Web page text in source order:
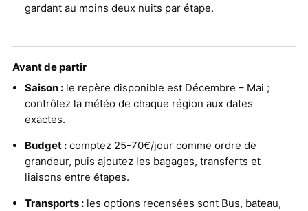
gardant au moins deux nuits par étape.
Avant de partir
Saison : le repère disponible est Décembre – Mai ;
contrôlez la météo de chaque région aux dates
exactes.
Budget : comptez 25-70€/jour comme ordre de
grandeur, puis ajoutez les bagages, transferts et
liaisons entre étapes.
Transports : les options recensées sont Bus, bateau,